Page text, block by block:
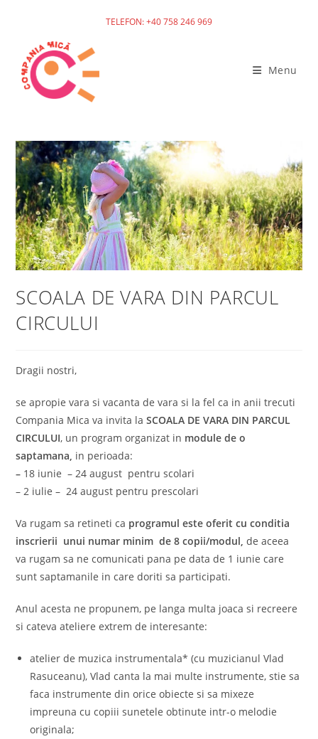
content
TELEFON: +40 758 246 969
Menu
SCOALA DE VARA DIN PARCUL
CIRCULUI
Dragii nostri,
se apropie vara si vacanta de vara si la fel ca in anii trecuti
Compania Mica va invita laSCOALA DE VARA DIN PARCUL
CIRCULUI, un program organizat in module de o
saptamana, in perioada:
– 18 iunie – 24 august pentru scolari
– 2 iulie – 24 august pentru prescolari
Va rugam sa retineti ca programul este oferit cu conditia
inscrierii unui numar minim de 8 copii/modul,de aceea
va rugam sa ne comunicati pana pe data de 1 iunie care
sunt saptamanile in care doriti sa participati.
Anul acesta ne propunem, pe langa multa joaca si recreere
si cateva ateliere extrem de interesante:
atelier de muzica instrumentala* (cu muzicianul Vlad
Rasuceanu), Vlad canta la mai multe instrumente, stie sa
faca instrumente din orice obiecte si sa mixeze
impreuna cu copiii sunetele obtinute intr-o melodie
originala;